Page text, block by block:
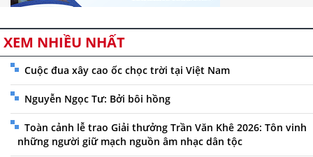
XEM NHIỀU NHẤT
Cuộc đua xây cao ốc chọc trời tại Việt Nam
Nguyễn Ngọc Tư: Bởi bôi hồng
Toàn cảnh lễ trao Giải thưởng Trần Văn Khê 2026: Tôn vinh
những người giữ mạch nguồn âm nhạc dân tộc